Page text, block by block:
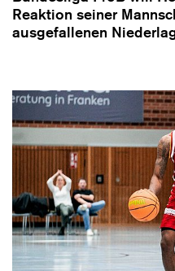
Reaktion seiner
ausgefallenen